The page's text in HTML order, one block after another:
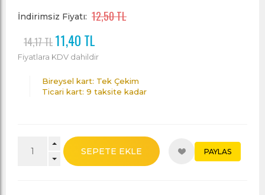
İndirimsiz Fiyatı: 12,50 TL
14,17 TL 11,40 TL
Fiyatlara KDV dahildir
Bireysel kart: Tek Çekim
Ticari kart: 9 taksite kadar
SEPETE EKLE PAYLAS